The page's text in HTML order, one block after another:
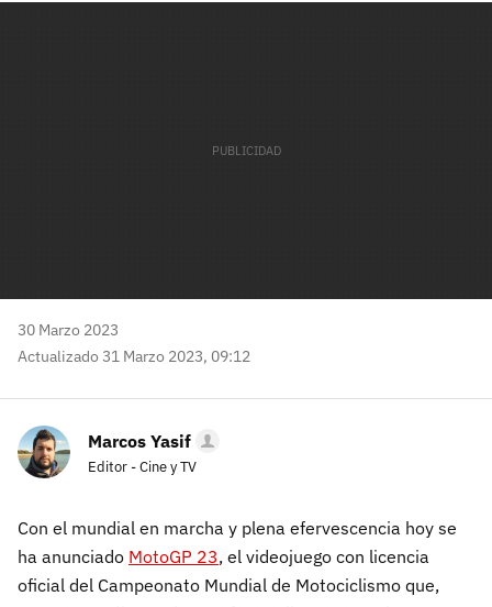
30 Marzo 2023
Actualizado 31 Marzo 2023, 09:12
Marcos Yasif
Editor - Cine y TV
Con el mundial en marcha y plena efervescencia hoy se
ha anunciado MotoGP 23, el videojuego con licencia
oficial del Campeonato Mundial de Motociclismo que,